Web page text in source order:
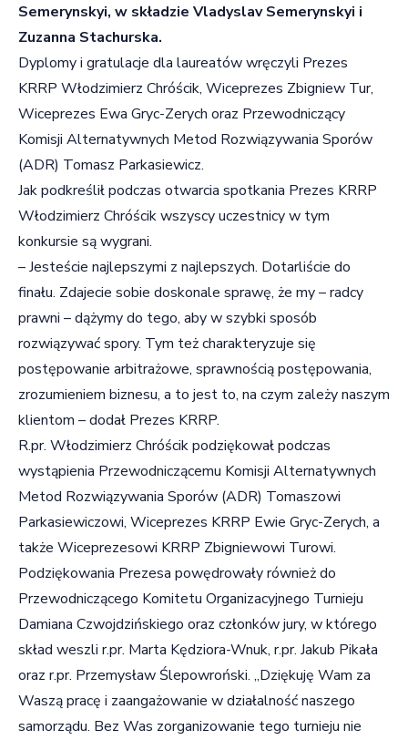
Semerynskyi, w składzie Vladyslav Semerynskyi i
Zuzanna Stachurska.
Dyplomy i gratulacje dla laureatów wręczyli Prezes
KRRP Włodzimierz Chróścik, Wiceprezes Zbigniew Tur,
Wiceprezes Ewa Gryc-Zerych oraz Przewodniczący
Komisji Alternatywnych Metod Rozwiązywania Sporów
(ADR) Tomasz Parkasiewicz.
Jak podkreślił podczas otwarcia spotkania Prezes KRRP
Włodzimierz Chróścik wszyscy uczestnicy w tym
konkursie są wygrani.
– Jesteście najlepszymi z najlepszych. Dotarliście do
finału. Zdajecie sobie doskonale sprawę, że my – radcy
prawni – dążymy do tego, aby w szybki sposób
rozwiązywać spory. Tym też charakteryzuje się
postępowanie arbitrażowe, sprawnością postępowania,
zrozumieniem biznesu, a to jest to, na czym zależy naszym
klientom – dodał Prezes KRRP.
R.pr. Włodzimierz Chróścik podziękował podczas
wystąpienia Przewodniczącemu Komisji Alternatywnych
Metod Rozwiązywania Sporów (ADR) Tomaszowi
Parkasiewiczowi, Wiceprezes KRRP Ewie Gryc-Zerych, a
także Wiceprezesowi KRRP Zbigniewowi Turowi.
Podziękowania Prezesa powędrowały również do
Przewodniczącego Komitetu Organizacyjnego Turnieju
Damiana Czwojdzińskiego oraz członków jury, w którego
skład weszli r.pr. Marta Kędziora-Wnuk, r.pr. Jakub Pikała
oraz r.pr. Przemysław Ślepowroński. „Dziękuję Wam za
Waszą pracę i zaangażowanie w działalność naszego
samorządu. Bez Was zorganizowanie tego turnieju nie